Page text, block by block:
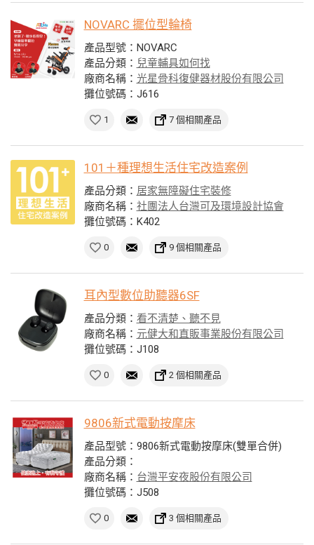
NOVARC 擺位型輪椅
產品型號：NOVARC
產品分類： 兒童輔具如何找
廠商名稱： 光星骨科復健器材股份有限公司
攤位號碼：J616
1 7 個相關產品
101＋種理想生活住宅改造案例
產品分類： 居家無障礙住宅裝修
廠商名稱： 社團法人台灣可及環境設計協會
攤位號碼：K402
0 9 個相關產品
耳內型數位助聽器6SF
產品分類： 看不清楚、聽不見
廠商名稱： 元健大和直販事業股份有限公司
攤位號碼：J108
0 2 個相關產品
9806新式電動按摩床
產品型號：9806新式電動按摩床(雙單合併)
產品分類：
廠商名稱： 台灣平安夜股份有限公司
攤位號碼：J508
0 3 個相關產品